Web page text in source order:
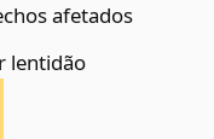
afetados
lentidão